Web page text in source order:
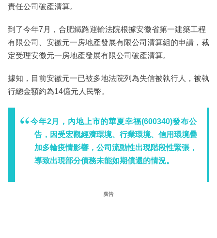
責任公司破產清算。
到了今年7月，合肥鐵路運輸法院根據安徽省第一建築工程
有限公司、安徽元一房地產發展有限公司清算組的申請，裁
定受理安徽元一房地產發展有限公司破產清算。
據知，目前安徽元一已被多地法院列為失信被執行人，被執
行總金額約為14億元人民幣。
今年2月，內地上市的華夏幸福(600340)發布公
告，因受宏觀經濟環境、行業環境、信用環境疊
加多輪疫情影響，公司流動性出現階段性緊張，
導致出現部分債務未能如期償還的情況。
廣告